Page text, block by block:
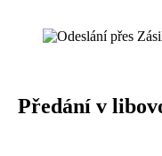
Předání v